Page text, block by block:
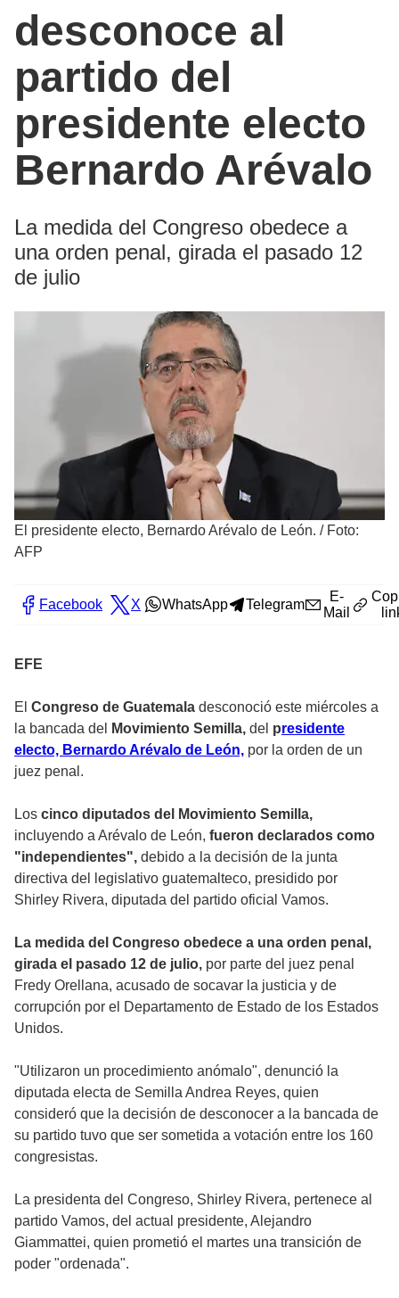
desconoce al
partido del
presidente electo
Bernardo Arévalo
La medida del Congreso obedece a
una orden penal, girada el pasado 12
de julio
El presidente electo, Bernardo Arévalo de León. / Foto:
AFP
Facebook X WhatsApp Telegram
E-
Mail
EFE
El Congreso de Guatemala desconoció este miércoles a
la bancada del
Movimiento Semilla, del presidente
electo, Bernardo Arévalo de León, por la orden de un
juez penal.
Los cinco diputados del Movimiento Semilla,
incluyendo a Arévalo de León, fueron declarados como
"independientes", debido a la decisión de la junta
directiva del legislativo guatemalteco, presidido por
Shirley Rivera, diputada del partido oficial Vamos.
La medida del Congreso obedece a una orden penal,
girada el pasado 12 de julio, por parte del juez penal
Fredy Orellana, acusado de socavar la justicia y de
corrupción por el Departamento de Estado de los Estados
Unidos.
"Utilizaron un procedimiento anómalo", denunció la
diputada electa de Semilla Andrea Reyes, quien
consideró que la decisión de desconocer a la bancada de
su partido tuvo que ser sometida a votación entre los 160
congresistas.
La presidenta del Congreso, Shirley Rivera, pertenece al
partido Vamos, del actual presidente, Alejandro
Giammattei, quien prometió el martes una transición de
poder "ordenada".